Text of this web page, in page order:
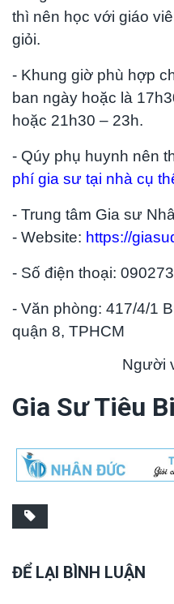
thì nên học với giáo
giỏi.
- Khung giờ phù hợp
ban ngày hoặc là
hoặc 21h30 – 23h.
- Qúy phụ huynh nên
phí gia sư tại nhà cụ
- Trung tâm Gia sư
- Website: https://
- Số điện thoại:
- Văn phòng: 417/4/1
quận 8, TPHCM
Người
Gia Sư Tiêu
ĐỂ LẠI BÌNH LUẬN